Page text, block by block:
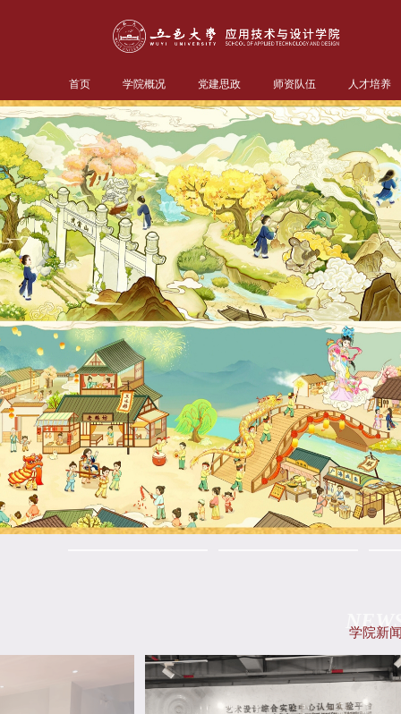
首页 学院概况 党建思政 师资队伍 人才培养
学院新